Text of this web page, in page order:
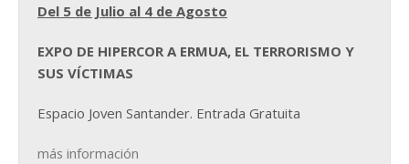
Del 5 de Julio al 4 de Agosto
EXPO DE HIPERCOR A ERMUA, EL TERRORISMO Y
SUS VÍCTIMAS
Espacio Joven Santander. Entrada Gratuita
más información